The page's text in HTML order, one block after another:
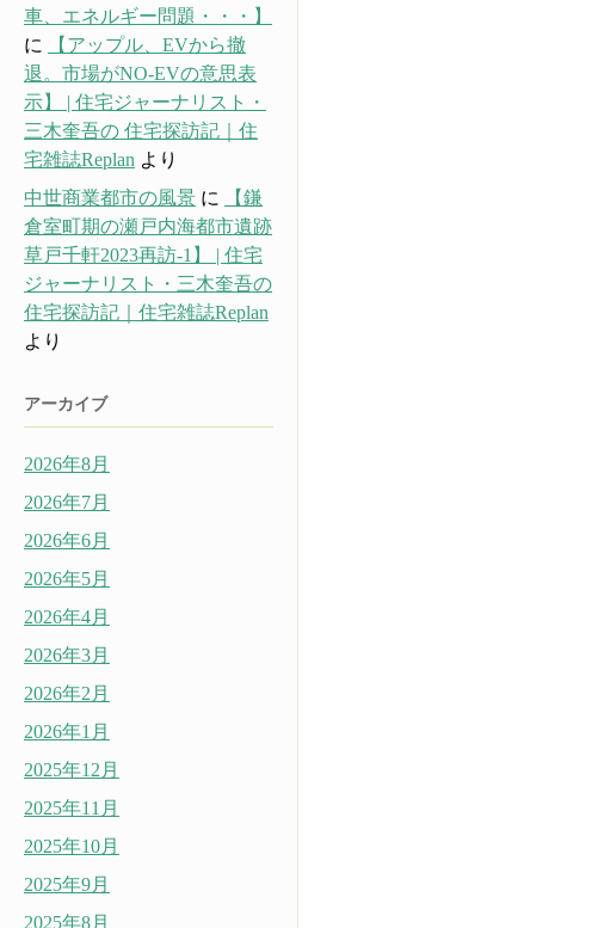
車、エネルギー問題・・・】
に
【アップル、EVから撤
退。市場がNO-EVの意思表
示】 | 住宅ジャーナリスト・
三木奎吾の 住宅探訪記｜住
宅雑誌Replan より
中世商業都市の風景 に
【鎌
倉室町期の瀬戸内海都市遺跡
草戸千軒2023再訪-1】 | 住宅
ジャーナリスト・三木奎吾の
住宅探訪記｜住宅雑誌Replan
より
アーカイブ
2026年8月
2026年7月
2026年6月
2026年5月
2026年4月
2026年3月
2026年2月
2026年1月
2025年12月
2025年11月
2025年10月
2025年9月
2025年8月